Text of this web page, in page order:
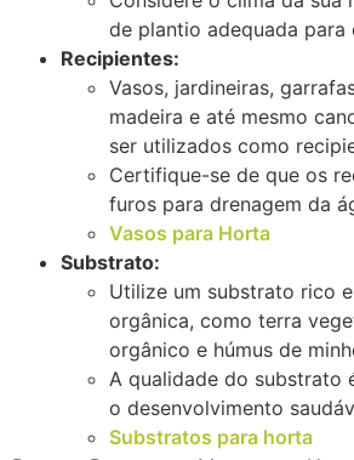
de plantio adequada para
Recipientes:
Vasos, jardineiras,
madeira e até mesmo
ser utilizados como
Certifique-se de que os
furos para drenagem da
Vasos para Horta
Substrato:
Utilize um substrato rico
orgânica, como terra
orgânico e húmus de
A qualidade do substrato
o desenvolvimento
Substratos para horta